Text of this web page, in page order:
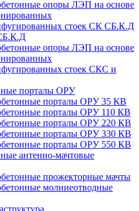
опоры ЛЭП на основе
стоек СК СБ.К.Д
опоры ЛЭП на основе
стоек СКС и
порталы ОРУ
порталы ОРУ 35 КВ
порталы ОРУ 110 КВ
порталы ОРУ 220 КВ
порталы ОРУ 330 КВ
порталы ОРУ 550 КВ
антенно-мачтовые
прожекторные мачты
молниеотводные